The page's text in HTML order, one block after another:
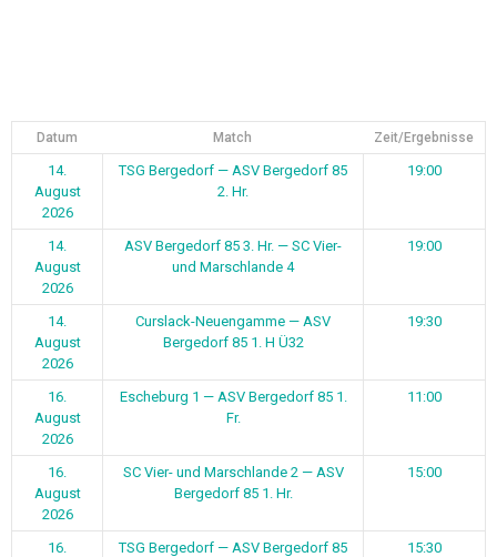
Datum Match Zeit/Ergebnisse
14.
August
2026
TSG Bergedorf — ASV Bergedorf 85
2. Hr.
19:00
14.
August
2026
ASV Bergedorf 85 3. Hr. — SC Vier-
und Marschlande 4
19:00
14.
August
2026
Curslack-Neuengamme — ASV
Bergedorf 85 1. H Ü32
19:30
16.
August
2026
Escheburg 1 — ASV Bergedorf 85 1.
Fr.
11:00
16.
August
2026
SC Vier- und Marschlande 2 — ASV
Bergedorf 85 1. Hr.
15:00
16.
TSG Bergedorf — ASV Bergedorf 85
15:30